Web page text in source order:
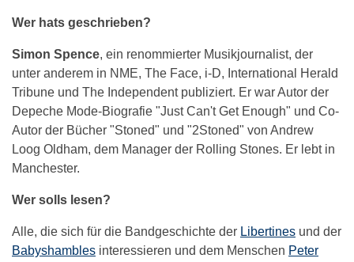
Wer hats geschrieben?
Simon Spence, ein renommierter Musikjournalist, der
unter anderem in NME, The Face, i-D, International Herald
Tribune und The Independent publiziert. Er war Autor der
Depeche Mode-Biografie "Just Can't Get Enough" und Co-
Autor der Bücher "Stoned" und "2Stoned" von Andrew
Loog Oldham, dem Manager der Rolling Stones. Er lebt in
Manchester.
Wer solls lesen?
Alle, die sich für die Bandgeschichte der Libertines und der
Babyshambles interessieren und dem Menschen Peter